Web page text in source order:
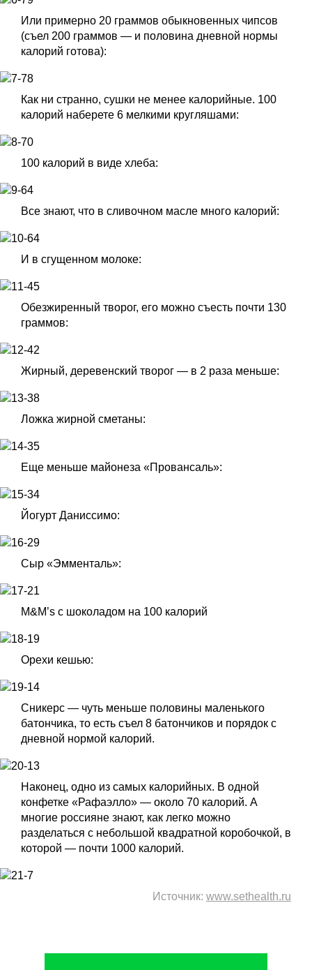
Или примерно 20 граммов обыкновенных чипсов
(съел 200 граммов — и половина дневной нормы
калорий готова):
Как ни странно, сушки не менее калорийные. 100
калорий наберете 6 мелкими кругляшами:
100 калорий в виде хлеба:
Все знают, что в сливочном масле много калорий:
И в сгущенном молоке:
Обезжиренный творог, его можно съесть почти 130
граммов:
Жирный, деревенский творог — в 2 раза меньше:
Ложка жирной сметаны:
Еще меньше майонеза «Провансаль»:
Йогурт Даниссимо:
Сыр «Эмменталь»:
M&M’s с шоколадом на 100 калорий
Орехи кешью:
Сникерс — чуть меньше половины маленького
батончика, то есть съел 8 батончиков и порядок с
дневной нормой калорий.
Наконец, одно из самых калорийных. В одной
конфетке «Рафаэлло» — около 70 калорий. А
многие россияне знают, как легко можно
разделаться с небольшой квадратной коробочкой, в
которой — почти 1000 калорий.
Источник: www.sethealth.ru